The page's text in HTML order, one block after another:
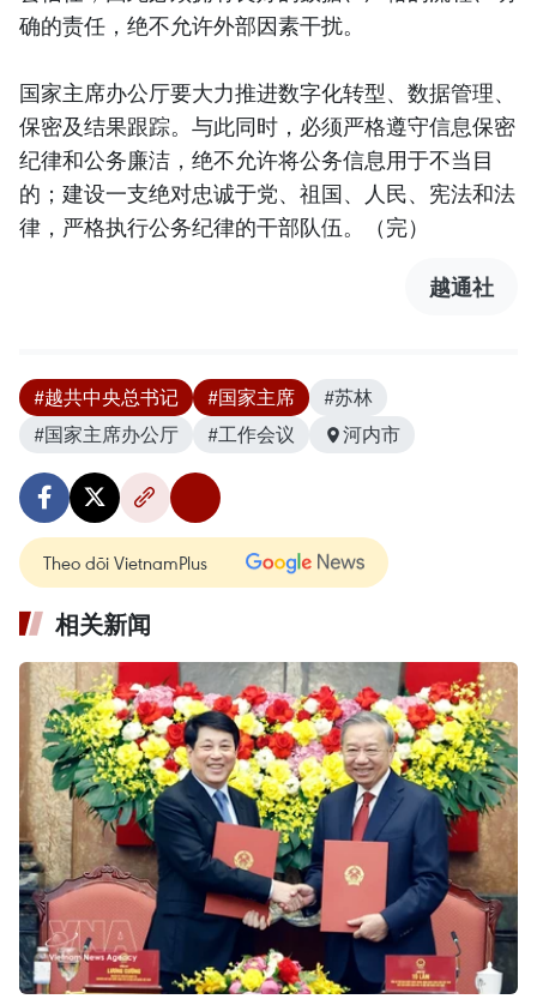
确的责任，绝不允许外部因素干扰。
国家主席办公厅要大力推进数字化转型、数据管理、
保密及结果跟踪。与此同时，必须严格遵守信息保密
纪律和公务廉洁，绝不允许将公务信息用于不当目
的；建设一支绝对忠诚于党、祖国、人民、宪法和法
律，严格执行公务纪律的干部队伍。（完）
越通社
#越共中央总书记 #国家主席
#苏林
#国家主席办公厅
#工作会议 河内市
Theo dõi VietnamPlus
相关新闻